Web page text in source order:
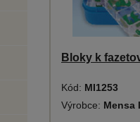
Bloky k
Kód: MI1253
Výrobce: Mensa